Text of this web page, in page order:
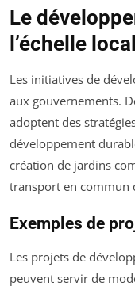
Le
l’échelle
Les initiatives de
aux gouvernements.
adoptent des
développement
création de jardins
transport en commun
Exemples de
Les projets de
peuvent servir de